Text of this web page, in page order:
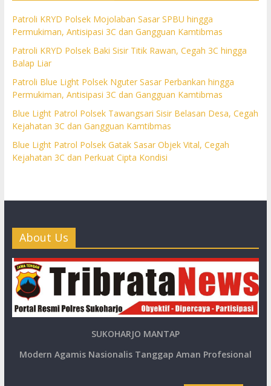
Patroli KRYD Polsek Mojolaban Sasar SPBU hingga
Permukiman, Antisipasi 3C dan Gangguan Kamtibmas
Patroli KRYD Polsek Baki Sisir Titik Rawan, Cegah 3C hingga
Balap Liar
Patroli Blue Light Polsek Nguter Sasar Perbankan hingga
Permukiman, Antisipasi 3C dan Gangguan Kamtibmas
Blue Light Patrol Polsek Tawangsari Sisir Belasan Desa, Cegah
Kejahatan 3C dan Gangguan Kamtibmas
Blue Light Patrol Polsek Gatak Sasar Objek Vital, Cegah
Kejahatan 3C dan Perkuat Cipta Kondisi
About Us
SUKOHARJO MANTAP
Modern Agamis Nasionalis Tanggap Aman Profesional